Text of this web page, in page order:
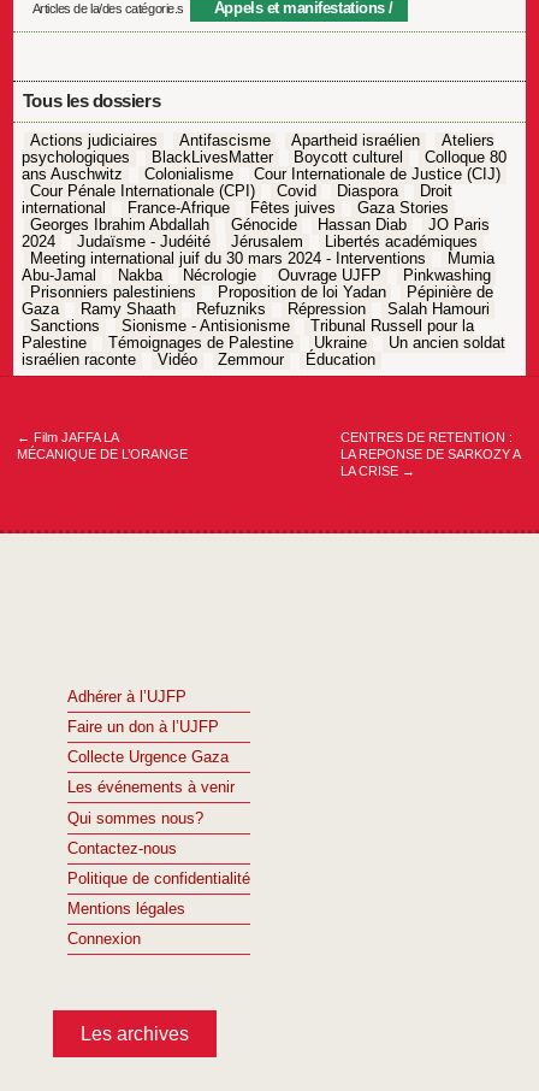
Articles de la/des catégorie.s Appels et manifestations
Tous les dossiers
Actions judiciaires Antifascisme Apartheid israélien
Ateliers
psychologiques
BlackLivesMatter Boycott culturel
Colloque 80
ans Auschwitz
Colonialisme
Cour Internationale de Justice (CIJ)
Cour Pénale Internationale (CPI)
Covid Diaspora
Droit
international
France-Afrique Fêtes juives
Gaza Stories
Georges Ibrahim Abdallah
Génocide Hassan Diab
JO Paris
2024
Judaïsme - Judéité Jérusalem
Libertés académiques
Meeting international juif du 30 mars 2024 - Interventions
Mumia
Abu-Jamal
Nakba Nécrologie Ouvrage UJFP
Pinkwashing
Prisonniers palestiniens
Proposition de loi Yadan
Pépinière de
Gaza
Ramy Shaath Refuzniks Répression
Salah Hamouri
Sanctions
Sionisme - Antisionisme
Tribunal Russell pour la
Palestine
Témoignages de Palestine Ukraine
Un ancien soldat
israélien raconte
Vidéo Zemmour Éducation
Navigation
← Film JAFFA LA
MÉCANIQUE DE L’ORANGE
CENTRES DE RETENTION :
LA REPONSE DE SARKOZY A
LA CRISE →
Adhérer à l’UJFP
Faire un don à l’UJFP
Collecte Urgence Gaza
Les événements à venir
Qui sommes nous?
Contactez-nous
Politique de confidentialité
Mentions légales
Connexion
Les archives